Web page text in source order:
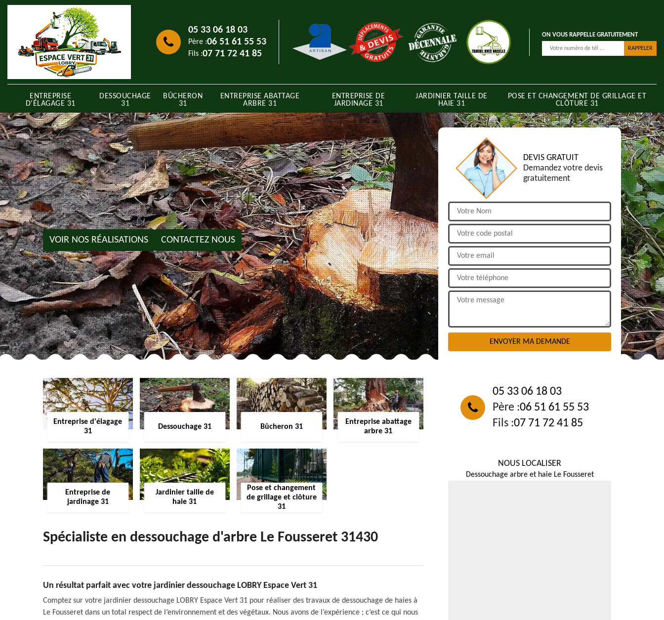
05 33 06 18 03
Père :06 51 61 55 53
Fils :07 71 72 41 85
ON VOUS RAPPELLE GRATUITEMENT
ENTREPRISE
D'ÉLAGAGE 31
DESSOUCHAGE
31
BÛCHERON
31
ENTREPRISE ABATTAGE
ARBRE 31
ENTREPRISE DE
JARDINAGE 31
JARDINIER TAILLE DE
HAIE 31
POSE ET CHANGEMENT DE GRILLAGE ET
CLÔTURE 31
VOIR NOS RÉALISATIONS CONTACTEZ NOUS
Entreprise d'élagage
31
Dessouchage 31 Bûcheron 31
Entreprise abattage
arbre 31
Entreprise de
jardinage 31
Jardinier taille de
haie 31
Pose et changement
de grillage et clôture
31
Spécialiste en dessouchage d'arbre Le Fousseret 31430
Un résultat parfait avec votre jardinier dessouchage LOBRY Espace Vert 31
Comptez sur votre jardinier dessouchage LOBRY Espace Vert 31 pour réaliser des travaux de dessouchage de haies à
Le Fousseret dans un total respect de l’environnement et des végétaux. Nous avons de l’expérience ; c’est ce qui nous
DEVIS GRATUIT
Demandez votre devis
gratuitement
05 33 06 18 03
Père :06 51 61 55 53
Fils :07 71 72 41 85
NOUS LOCALISER
Dessouchage arbre et haie Le Fousseret